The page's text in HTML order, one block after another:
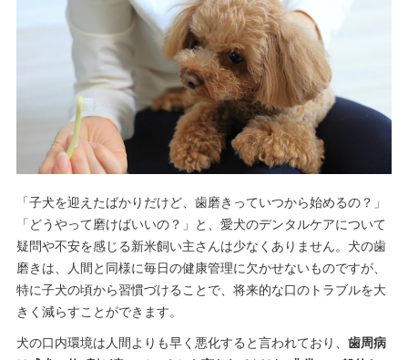
「子犬を迎えたばかりだけど、歯磨きっていつから始めるの？」
「どうやって磨けばいいの？」と、愛犬のデンタルケアについて
疑問や不安を感じる新米飼い主さんは少なくありません。犬の歯
磨きは、人間と同様に毎日の健康管理に欠かせないものですが、
特に子犬の頃から習慣づけることで、将来的な口のトラブルを大
きく減らすことができます。
犬の口内環境は人間よりも早く悪化すると言われており、 歯周病